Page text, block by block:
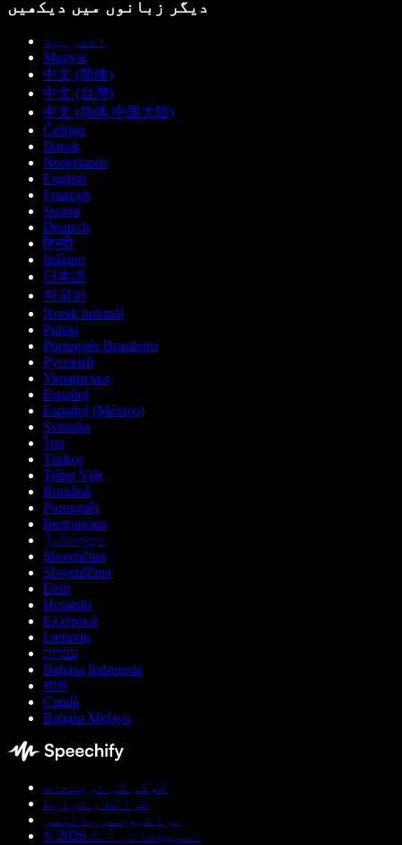
دیگر زبانوں میں دیکھیں
العربية
Magyar
中文 (简体)
中文 (台灣)
中文 (简体 中国大陆)
Čeština
Dansk
Nederlands
English
Français
Suomi
Deutsch
हिन्दी
Italiano
日本語
한국어
Norsk bokmål
Polski
Português Brasileiro
Русский
Українська
Español
Español (México)
Svenska
ไทย
Türkçe
Tiếng Việt
Română
Português
Български
ქართული
Slovenčina
Slovenščina
Eesti
Hrvatski
Ελληνικά
Lietuvių
עברית
Bahasa Indonesia
বাংলা
Català
Bahasa Melayu
کوکی کی ترجیحات
شرائط و ضوابط
پرائیویسی پالیسی
© اسپیچفائی انک 2026